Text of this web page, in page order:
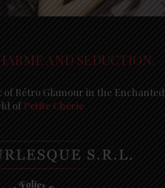
AND SEDUCTION.
of Rétro Glamour in the Enchanted
ofPetite Chérie